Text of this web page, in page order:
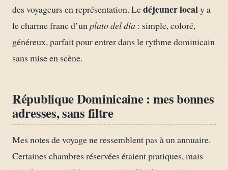
des voyageurs en représentation. Ledéjeuner localy a
le charme franc d’unplato del día : simple, coloré,
généreux, parfait pour entrer dans le rythme dominicain
sans mise en scène.
République Dominicaine : mes bonnes
adresses, sans filtre
Mes notes de voyage ne ressemblent pas à un annuaire.
Certaines chambres réservées étaient pratiques, mais